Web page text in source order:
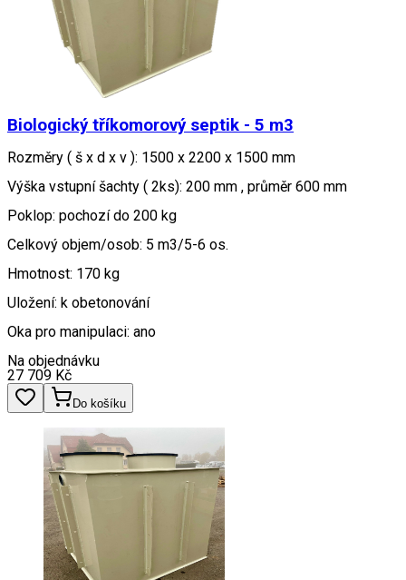
Biologický tříkomorový septik - 5 m3
Rozměry ( š x d x v ): 1500 x 2200 x 1500 mm
Výška vstupní šachty ( 2ks): 200 mm , průměr 600 mm
Poklop: pochozí do 200 kg
Celkový objem/osob: 5 m3/5-6 os.
Hmotnost: 170 kg
Uložení: k obetonování
Oka pro manipulaci: ano
Na objednávku
27 709 Kč
Do košíku